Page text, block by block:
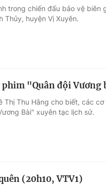
trong chiến đấu bảo vệ biên
Thủy, huyện Vị Xuyên.
"Quân đội Vương
Thị Thu Hằng cho biết, các
Bài" xuyên tạc lịch sử.
(20h10, VTV1)